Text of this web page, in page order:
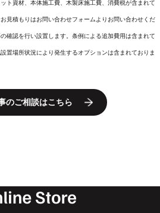
ト資材、本体施工費、木製床施工費、消費税が含まれて
見積もりはお問い合わせフォームよりお問い合わせくだ
確認を行い設置します。条例による追加費用は含まれて
置場所状況により発生するオプションは含まれておりま
のご相談はこちら